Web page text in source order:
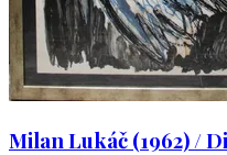
Milan Lukáč (1962) /